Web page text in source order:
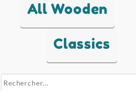
All Wooden
Classics